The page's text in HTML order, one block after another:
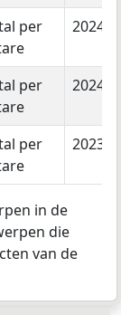
per
2024
per
2024
per
2023
in de
die
van de